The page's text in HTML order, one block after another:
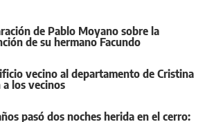
de Pablo Moyano sobre la
de su hermano Facundo
vecino al departamento de Cristina
los vecinos
pasó dos noches herida en el cerro: